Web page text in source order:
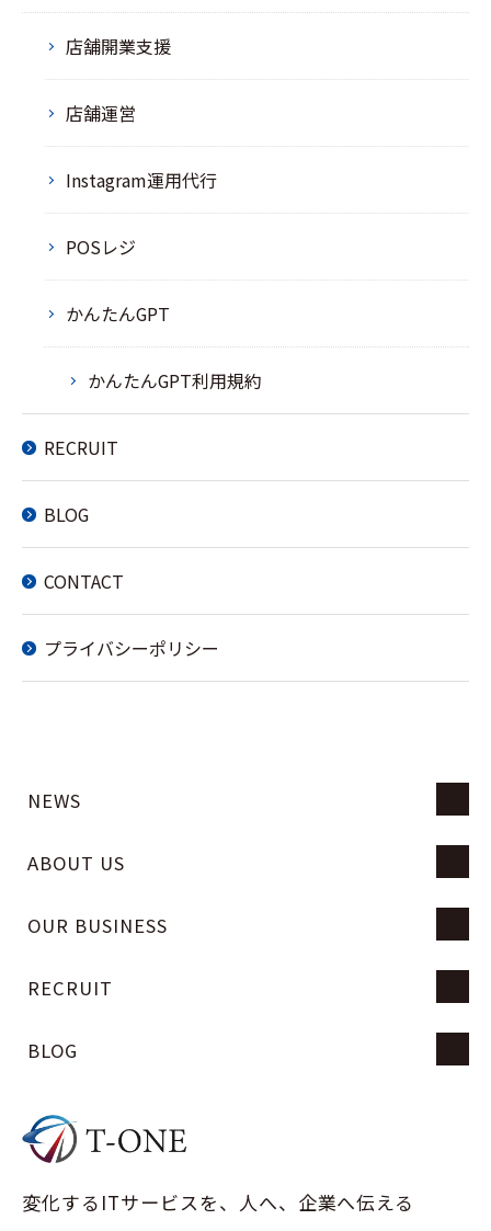
店舗開業支援
店舗運営
Instagram運用代行
POSレジ
かんたんGPT
かんたんGPT利用規約
RECRUIT
BLOG
CONTACT
プライバシーポリシー
NEWS
ABOUT US
OUR BUSINESS
RECRUIT
BLOG
変化するITサービスを、人へ、企業へ伝える